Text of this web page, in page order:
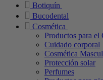
Botiquín
Bucodental
Cosmética
Productos para el
Cuidado corporal
Cosmética
Protección solar
Perfumes